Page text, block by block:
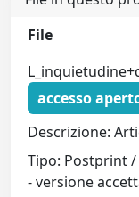
File
accesso
Descrizione:
Tipo: Postprint
- versione